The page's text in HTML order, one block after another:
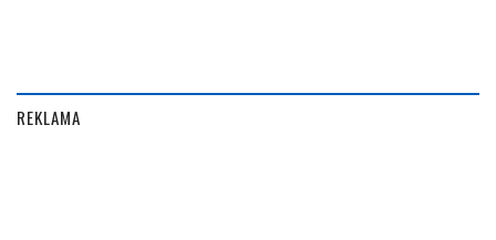
REKLAMA